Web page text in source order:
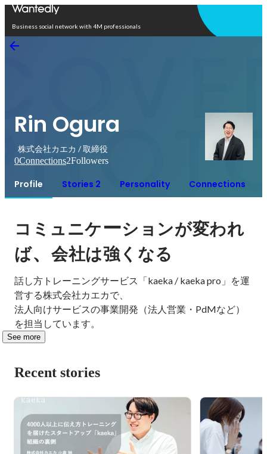
Business social network with 4M professionals
Rin Ogura
株式会社カエカ / 取締役
0Connections2Followers
Profile Stories 2 Personality Connections
コミュニケーションが変われ
ば、会社は強くなる
話し方トレーニングサービス「kaeka / kaeka pro」を運
営する株式会社カエカで、
法人向けサービスの事業開発（法人営業・PdMなど）
を担当しています。
See more
Recent stories